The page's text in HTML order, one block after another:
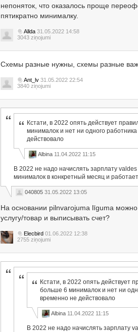
непоняток, что оказалось проще
пятикратно минималку.
Allda 31.05.2022 14:58
3043 ziņojumi
Схемы разные нужны, схемы разные
Ant_lv 31.05.2022 22:54
3840 ziņojumi
Кстати, в 2022 опять действует
минималок и нет ни одного
действовало
Albina 11.04.2022 11:15
В 2022 не надо начислять зарплату
минималок в конкретный месяц и
040805 31.05.2022 13:05
На основании pilnvarojuma līguma можно
услугу/товар и выписывать счет?
Elecbird 01.06.2022 12:38
2755 ziņojumi
Кстати, в 2022 опять действует
больше 6 минималок и нет ни
временно не действовало
Albina 11.04.2022 11:15
В 2022 не надо начислять зарплату